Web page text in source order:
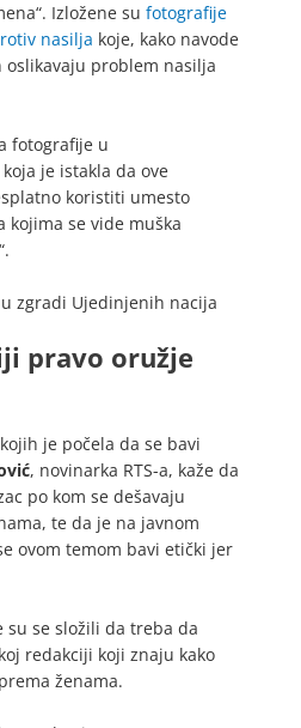
Izložene su fotografije
nasilja koje, kako navode
oslikavaju problem nasilja
fotografije u
koja je istakla da ove
koristiti umesto
kojima se vide muška
zgradi Ujedinjenih nacija
pravo oružje
je počela da se bavi
, novinarka RTS-a, kaže da
po kom se dešavaju
te da je na javnom
ovom temom bavi etički jer
se složili da treba da
redakciji koji znaju kako
ženama.